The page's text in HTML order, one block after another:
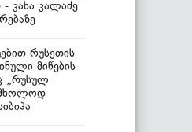
კახა კალაძე
რუსეთის
მიწების
„რუსულ
მხოლოდ